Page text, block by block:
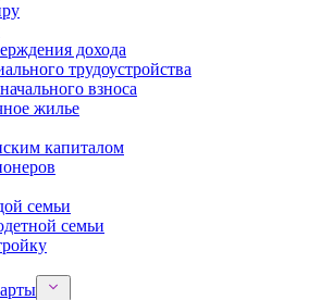
дохода
трудоустройства
взноса
жилье
капиталом
семьи
семьи